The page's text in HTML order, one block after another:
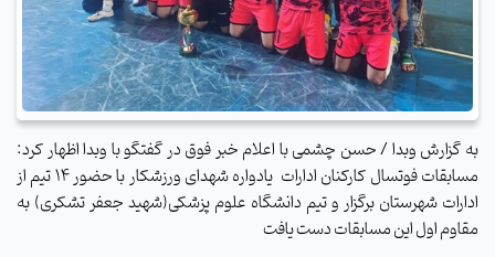
به گزارش وبدا / حسن چشمی با اعلام خبر فوق در گفتگو با وبدا اظهار کرد:
مسابقات فوتسال کارکنان ادارات
یادواره شهدای ورزشکار با حضور ۱۴ تیم از
ادارات شهرستان برگزار و تیم دانشگاه علوم پزشکی(شهید جعفر تشکری) به
مقاوم اول این مسابقات دست یافت